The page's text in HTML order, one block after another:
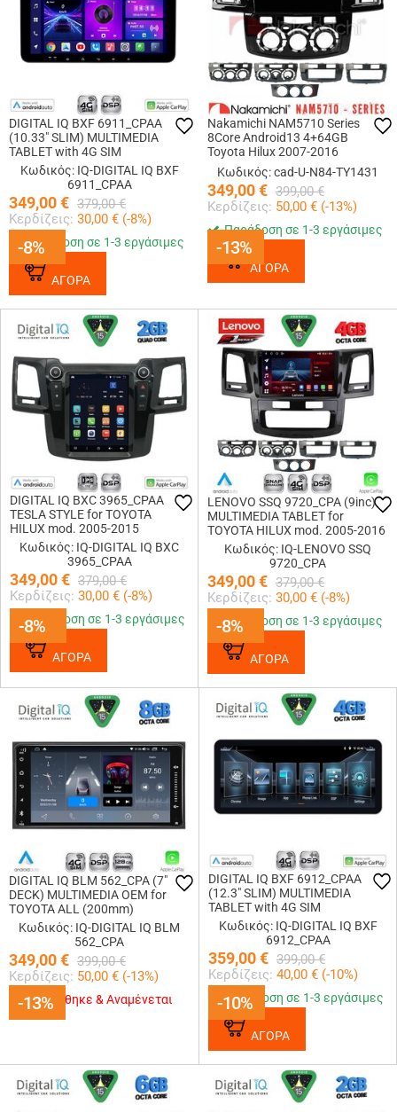
-8%
DIGITAL IQ BXF 6911_CPAA
(10.33" SLIM) MULTIMEDIA
TABLET with 4G SIM
Κωδικός: IQ-DIGITAL IQ BXF
6911_CPAA
349,00€ 379,00 €
Κερδίζεις: 30,00 € (-8%)
-8%
Παράδοση σε 1-3 εργάσιμες
ΑΓΟΡΑ
-13%
Nakamichi NAM5710 Series
8Core Android13 4+64GB
Toyota Hilux 2007-2016
Navigation Multimedia Tablet 9
Κωδικός: cad-U-N84-TY1431
349,00€ 399,00 €
Κερδίζεις: 50,00 € (-13%)
-13%
Παράδοση σε 1-3 εργάσιμες
ΑΓΟΡΑ
-8%
DIGITAL IQ BXC 3965_CPAA
TESLA STYLE for TOYOTA
HILUX mod. 2005-2015
Κωδικός: IQ-DIGITAL IQ BXC
3965_CPAA
349,00€ 379,00 €
Κερδίζεις: 30,00 € (-8%)
-8%
Παράδοση σε 1-3 εργάσιμες
ΑΓΟΡΑ
-8%
LENOVO SSQ 9720_CPA (9inc)
MULTIMEDIA TABLET for
TOYOTA HILUX mod. 2005-2016
Κωδικός: IQ-LENOVO SSQ
9720_CPA
349,00€ 379,00 €
Κερδίζεις: 30,00 € (-8%)
-8%
Παράδοση σε 1-3 εργάσιμες
ΑΓΟΡΑ
-13%
DIGITAL IQ BLM 562_CPA (7"
DECK) MULTIMEDIA OEM for
TOYOTA ALL (200mm)
Κωδικός: IQ-DIGITAL IQ BLM
562_CPA
349,00€ 399,00 €
Κερδίζεις: 50,00 € (-13%)
-13%
Εξαντλήθηκε & Αναμένεται -10%
DIGITAL IQ BXF 6912_CPAA
(12.3" SLIM) MULTIMEDIA
TABLET with 4G SIM
Κωδικός: IQ-DIGITAL IQ BXF
6912_CPAA
359,00€ 399,00 €
Κερδίζεις: 40,00 € (-10%)
-10%
Παράδοση σε 1-3 εργάσιμες
ΑΓΟΡΑ